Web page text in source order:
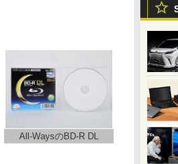
All-WaysのBD-R DL